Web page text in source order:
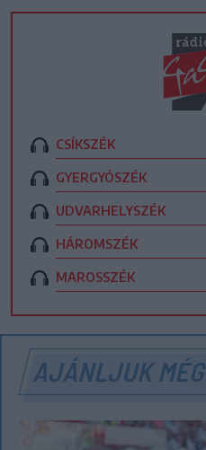
CSÍKSZÉK
GYERGYÓSZÉK
UDVARHELYSZÉK
HÁROMSZÉK
MAROSSZÉK
AJÁNLJUK MÉG